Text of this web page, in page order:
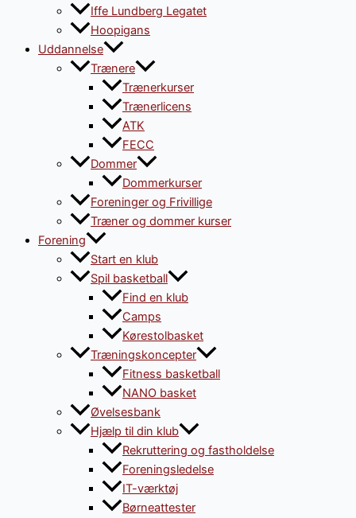
Iffe Lundberg Legatet
Hoopigans
Uddannelse
Trænere
Trænerkurser
Trænerlicens
ATK
FECC
Dommer
Dommerkurser
Foreninger og Frivillige
Træner og dommer kurser
Forening
Start en klub
Spil basketball
Find en klub
Camps
Kørestolbasket
Træningskoncepter
Fitness basketball
NANO basket
Øvelsesbank
Hjælp til din klub
Rekruttering og fastholdelse
Foreningsledelse
IT-værktøj
Børneattester